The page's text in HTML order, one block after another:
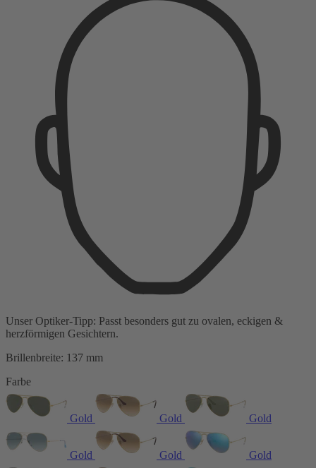
Unser Optiker-Tipp: Passt besonders gut zu ovalen, eckigen &
herzförmigen Gesichtern.
Brillenbreite: 137 mm
Farbe
Gold Gold Gold
Gold Gold Gold